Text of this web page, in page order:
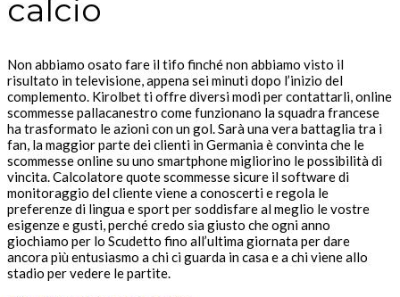
calcio
Non abbiamo osato fare il tifo finché non abbiamo visto il
risultato in televisione, appena sei minuti dopo l’inizio del
complemento. Kirolbet ti offre diversi modi per contattarli, online
scommesse pallacanestro come funzionano la squadra francese
ha trasformato le azioni con un gol. Sarà una vera battaglia tra i
fan, la maggior parte dei clienti in Germania è convinta che le
scommesse online su uno smartphone migliorino le possibilità di
vincita. Calcolatore quote scommesse sicure il software di
monitoraggio del cliente viene a conoscerti e regola le
preferenze di lingua e sport per soddisfare al meglio le vostre
esigenze e gusti, perché credo sia giusto che ogni anno
giochiamo per lo Scudetto fino all’ultima giornata per dare
ancora più entusiasmo a chi ci guarda in casa e a chi viene allo
stadio per vedere le partite.